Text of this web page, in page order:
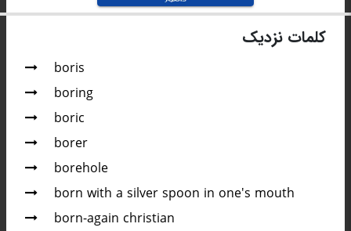
کلمات نزدیک
boris
boring
boric
borer
borehole
born with a silver spoon in one's mouth
born-again christian